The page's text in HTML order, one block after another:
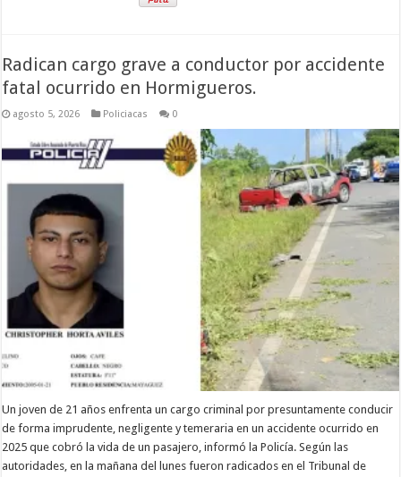
Radican cargo grave a conductor por accidente
fatal ocurrido en Hormigueros.
agosto 5, 2026 Policiacas 0
Un joven de 21 años enfrenta un cargo criminal por presuntamente conducir
de forma imprudente, negligente y temeraria en un accidente ocurrido en
2025 que cobró la vida de un pasajero, informó la Policía. Según las
autoridades, en la mañana del lunes fueron radicados en el Tribunal de